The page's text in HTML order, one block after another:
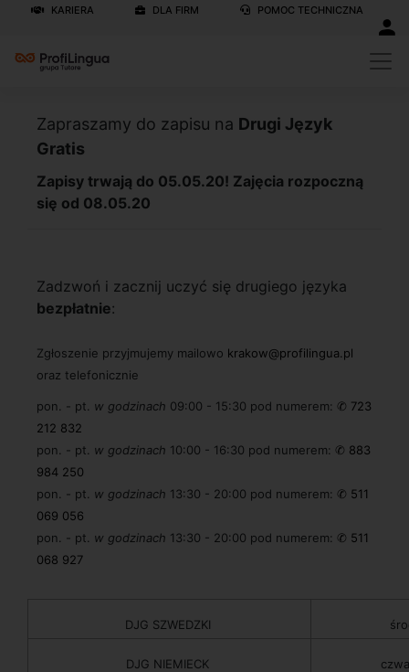
KARIERA DLA FIRM POMOC TECHNICZNA
Zapraszamy do zapisu na Drugi Język
Gratis
Zapisy trwają do 05.05.20! Zajęcia rozpoczną
się od 08.05.20
Zadzwoń i zacznij uczyć się drugiego języka
bezpłatnie:
Zgłoszenie przyjmujemy mailowo krakow@profilingua.pl
oraz telefonicznie
pon. - pt. w godzinach 09:00 - 15:30 pod numerem: ✆ 723
212 832
pon. - pt. w godzinach 10:00 - 16:30 pod numerem: ✆ 883
984 250
pon. - pt. w godzinach 13:30 - 20:00 pod numerem: ✆ 511
069 056
pon. - pt. w godzinach 13:30 - 20:00 pod numerem: ✆ 511
068 927
DJG SZWEDZKI
DJG NIEMIECK